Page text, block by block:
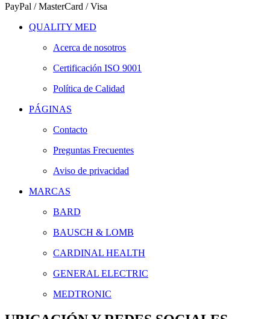
PayPal / MasterCard / Visa
QUALITY MED
Acerca de nosotros
Certificación ISO 9001
Política de Calidad
PÁGINAS
Contacto
Preguntas Frecuentes
Aviso de privacidad
MARCAS
BARD
BAUSCH & LOMB
CARDINAL HEALTH
GENERAL ELECTRIC
MEDTRONIC